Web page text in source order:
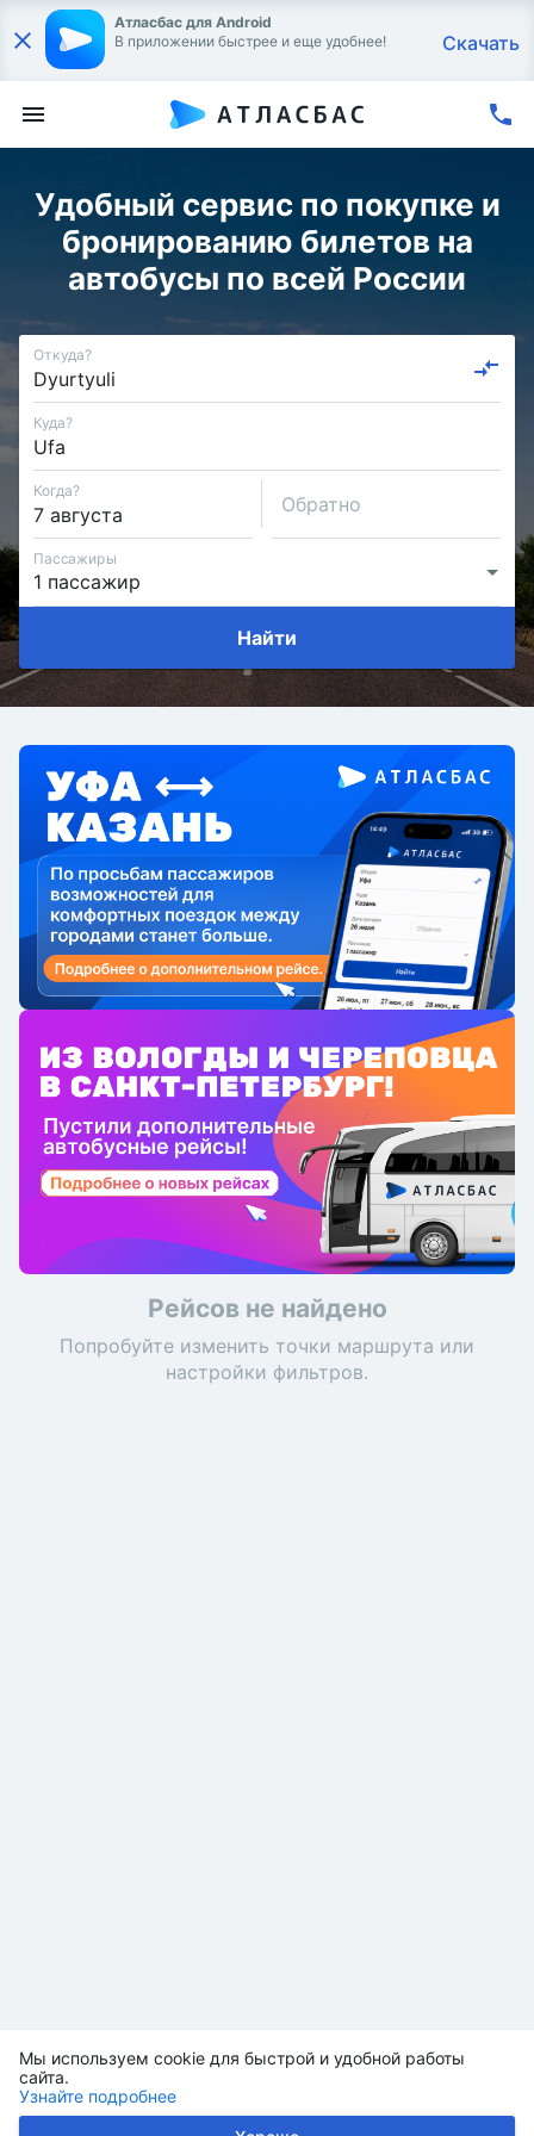
Мы используем cookie для быстрой и удобной работы
сайта.
Узнайте подробнее
Атласбас для Android
В приложении быстрее и еще удобнее!
Скачать
Удобный сервис по покупке и
бронированию билетов на
автобусы по всей России
Откуда?
Куда?
Когда?
Обратно
Пассажиры
Найти
Рейсов не найдено
Попробуйте изменить точки маршрута или
настройки фильтров.